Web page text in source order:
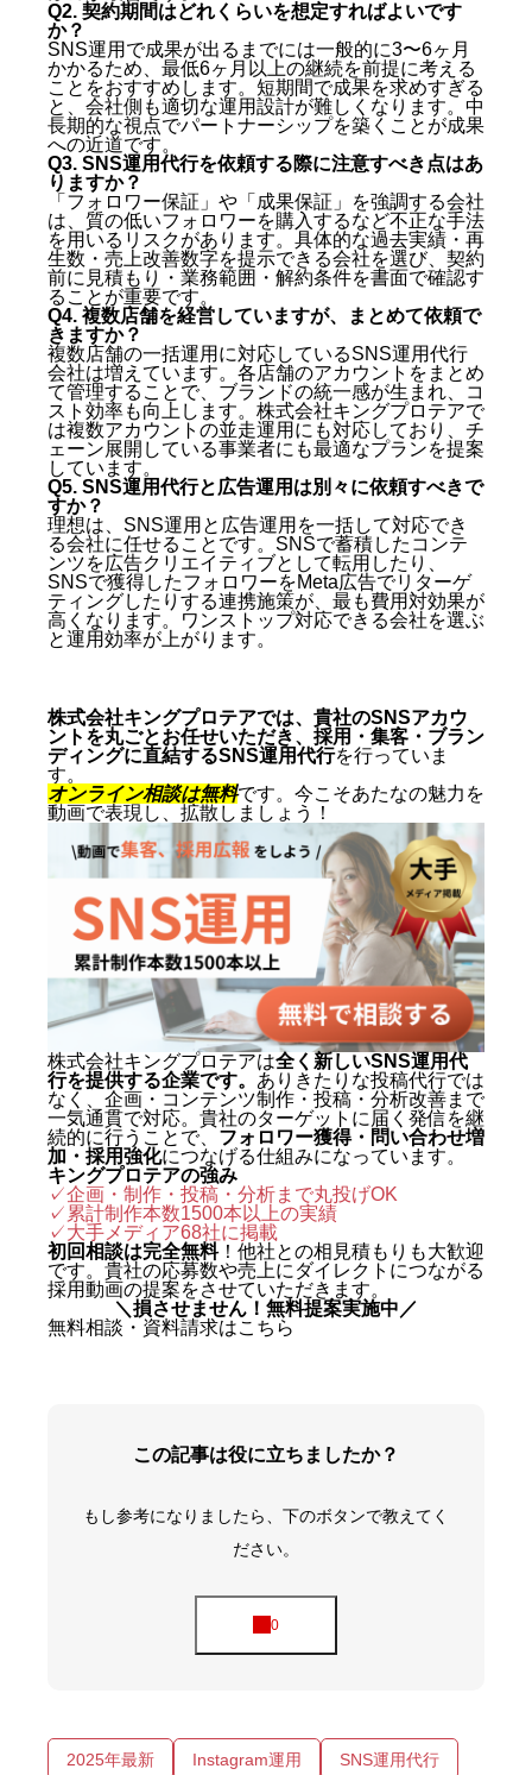
Q2. 契約期間はどれくらいを想定すればよいです
か？
SNS運用で成果が出るまでには一般的に3〜6ヶ月
かかるため、最低6ヶ月以上の継続を前提に考える
ことをおすすめします。短期間で成果を求めすぎる
と、会社側も適切な運用設計が難しくなります。中
長期的な視点でパートナーシップを築くことが成果
への近道です。
Q3. SNS運用代行を依頼する際に注意すべき点はあ
りますか？
「フォロワー保証」や「成果保証」を強調する会社
は、質の低いフォロワーを購入するなど不正な手法
を用いるリスクがあります。具体的な過去実績・再
生数・売上改善数字を提示できる会社を選び、契約
前に見積もり・業務範囲・解約条件を書面で確認す
ることが重要です。
Q4. 複数店舗を経営していますが、まとめて依頼で
きますか？
複数店舗の一括運用に対応しているSNS運用代行
会社は増えています。各店舗のアカウントをまとめ
て管理することで、ブランドの統一感が生まれ、コ
スト効率も向上します。株式会社キングプロテアで
は複数アカウントの並走運用にも対応しており、チ
ェーン展開している事業者にも最適なプランを提案
しています。
Q5. SNS運用代行と広告運用は別々に依頼すべきで
すか？
理想は、SNS運用と広告運用を一括して対応でき
る会社に任せることです。SNSで蓄積したコンテ
ンツを広告クリエイティブとして転用したり、
SNSで獲得したフォロワーをMeta広告でリターゲ
ティングしたりする連携施策が、最も費用対効果が
高くなります。ワンストップ対応できる会社を選ぶ
と運用効率が上がります。
株式会社キングプロテアでは、貴社のSNSアカウ
ントを丸ごとお任せいただき、採用・集客・ブラン
ディングに直結するSNS運用代行を行っていま
す。
オンライン相談は無料です。今こそあたなの魅力を
動画で表現し、拡散しましょう！
株式会社キングプロテアは全く新しいSNS運用代
行を提供する企業です。 ありきたりな投稿代行では
なく、企画・コンテンツ制作・投稿・分析改善まで
一気通貫で対応。貴社のターゲットに届く発信を継
続的に行うことで、 フォロワー獲得・問い合わせ増
加・採用強化につなげる仕組みになっています。
キングプロテアの強み
✓企画・制作・投稿・分析まで丸投げOK
✓累計制作本数1500本以上の実績
✓大手メディア68社に掲載
初回相談は完全無料！他社との相見積もりも大歓迎
です。貴社の応募数や売上にダイレクトにつながる
採用動画の提案をさせていただきます。
＼損させません！無料提案実施中／
無料相談・資料請求はこちら
この記事は役に立ちましたか？
もし参考になりましたら、下のボタンで教えてく
ださい。
2025年最新 Instagram運用 SNS運用代行